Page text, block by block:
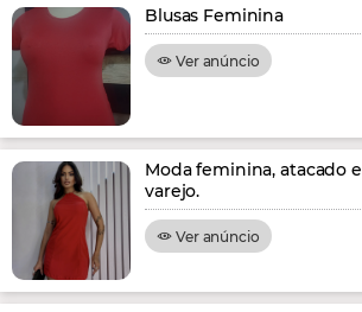
Blusas Feminina
Ver anúncio
Moda feminina, atacado e
varejo.
Ver anúncio